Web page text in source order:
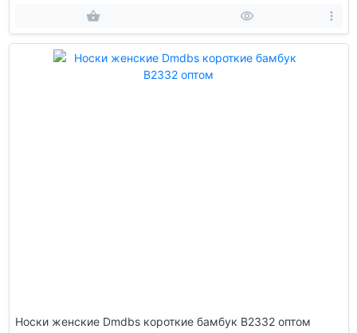
Носки женские Dmdbs короткие бамбук В2332 оптом